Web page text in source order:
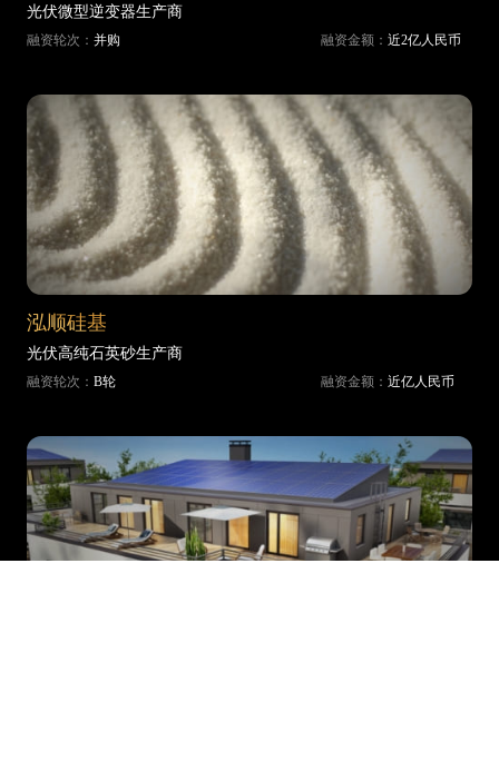
光伏微型逆变器生产商
融资轮次： 并购 融资金额： 近2亿人民币
泓顺硅基
光伏高纯石英砂生产商
融资轮次： B轮 融资金额： 近亿人民币